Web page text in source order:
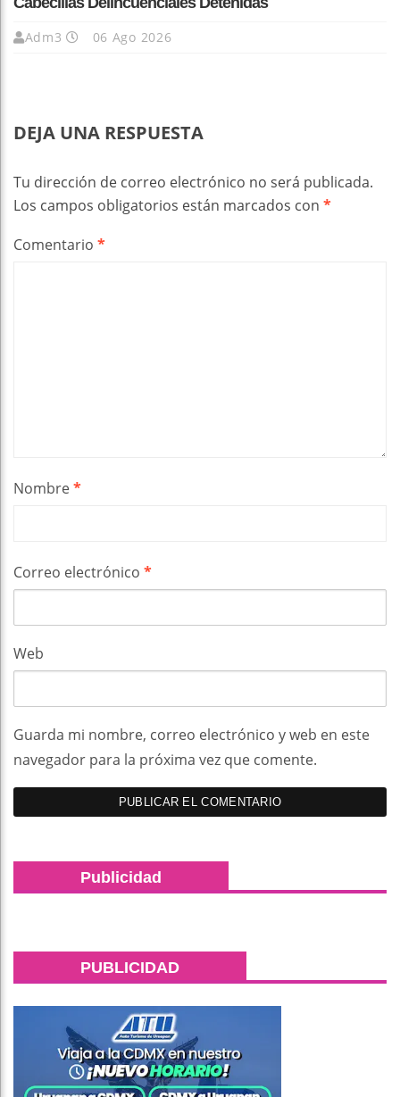
Adm3 06 Ago 2026
DEJA UNA RESPUESTA
Tu dirección de correo electrónico no será publicada.
Los campos obligatorios están marcados con *
Comentario *
Nombre*
Correo electrónico *
Web
Guarda mi nombre, correo electrónico y web en este
navegador para la próxima vez que comente.
Publicidad
PUBLICIDAD